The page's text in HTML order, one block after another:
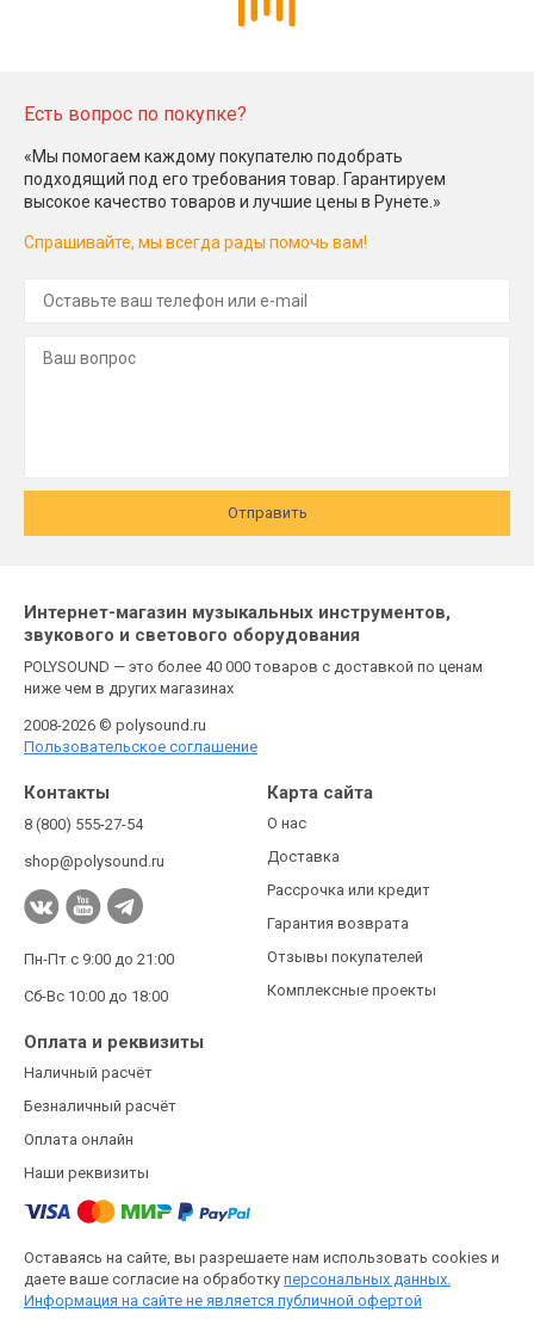
Есть вопрос по покупке?
«Мы помогаем каждому покупателю подобрать
подходящий под его требования товар. Гарантируем
высокое качество товаров и лучшие цены в Рунете.»
Спрашивайте, мы всегда рады помочь вам!
Отправить
Интернет-магазин музыкальных инструментов,
звукового и светового оборудования
POLYSOUND — это более 40 000 товаров с доставкой по ценам
ниже чем в других магазинах
2008-2026 © polysound.ru
Пользовательское соглашение
Контакты
8 (800) 555-27-54
shop@polysound.ru
Пн-Пт с 9:00 до 21:00
Сб-Вс 10:00 до 18:00
Карта сайта
О нас
Доставка
Рассрочка или кредит
Гарантия возврата
Отзывы покупателей
Комплексные проекты
Оплата и реквизиты
Наличный расчёт
Безналичный расчёт
Оплата онлайн
Наши реквизиты
Оставаясь на сайте, вы разрешаете нам использовать cookies и
даете ваше согласие на обработку персональных данных.
Информация на сайте не является публичной офертой